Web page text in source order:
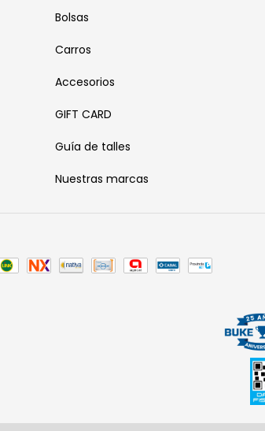
Bolsas
Carros
Accesorios
GIFT CARD
Guía de talles
Nuestras marcas